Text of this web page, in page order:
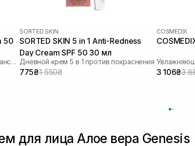
50
Увлажняющий крем для лица с веганскими полинуклеотидами WHO CARES
SORTED SKIN
SORTED SKIN 5 in 1 Anti-Redness
Day Cream SPF 50 30 мл
Дневной крем 5 в 1 против покраснения
775₴1 550₴
COSMEDIX
3 106₴3
для лица Алое вера Genesis